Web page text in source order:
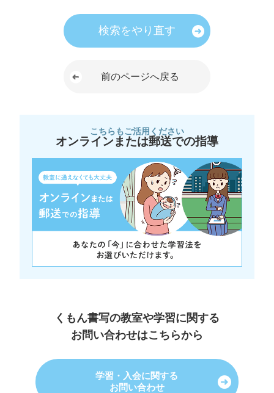
検索をやり直す
前のページへ戻る
こちらもご活用ください
オンラインまたは郵送での指導
くもん書写の教室や学習に関する
お問い合わせはこちらから
学習・入会に関する
お問い合わせ